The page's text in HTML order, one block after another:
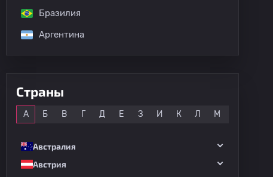
Бразилия
Аргентина
Страны
А Б В Г Д Е З И К Л М
Австралия
Австрия